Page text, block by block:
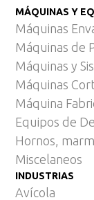
MÁQUINAS Y
Máquinas
Máquinas de
Máquinas y
Máquinas
Máquina
Equipos de
Hornos,
Miscelaneos
INDUSTRIAS
Avícola